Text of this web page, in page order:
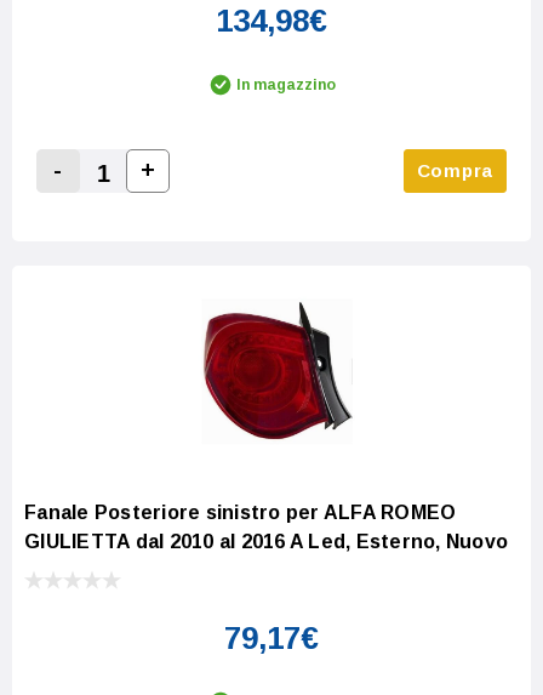
134,98€
In magazzino
Decrease Quantity:
-
Increase Quantity:
+ Compra
Fanale Posteriore sinistro per ALFA ROMEO
GIULIETTA dal 2010 al 2016 A Led, Esterno, Nuovo
79,17€